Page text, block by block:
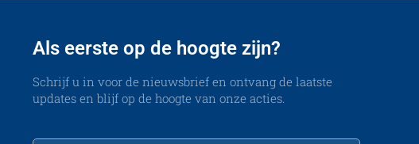
Als eerste op de hoogte zijn?
Schrijf u in voor de nieuwsbrief en ontvang de laatste
updates en blijf op de hoogte van onze acties.